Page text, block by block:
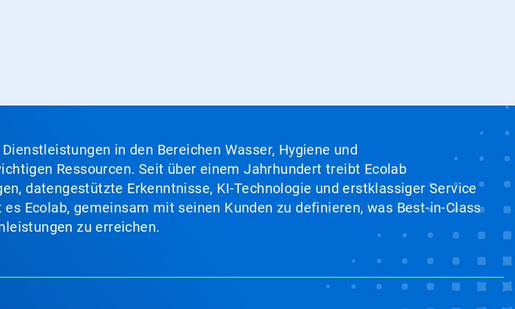
in den Bereichen Wasser, Hygiene und
Ressourcen. Seit über einem Jahrhundert treibt Ecolab
datengestützte Erkenntnisse, KI-Technologie und erstklassiger Service
Ecolab, gemeinsam mit seinen Kunden zu definieren, was Best-in-Class
zu erreichen.